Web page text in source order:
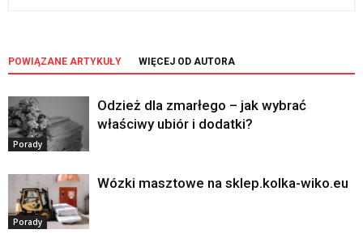
POWIĄZANE ARTYKUŁY WIĘCEJ OD AUTORA
Porady
Odzież dla zmarłego – jak wybrać
właściwy ubiór i dodatki?
Porady
Wózki masztowe na sklep.kolka-wiko.eu